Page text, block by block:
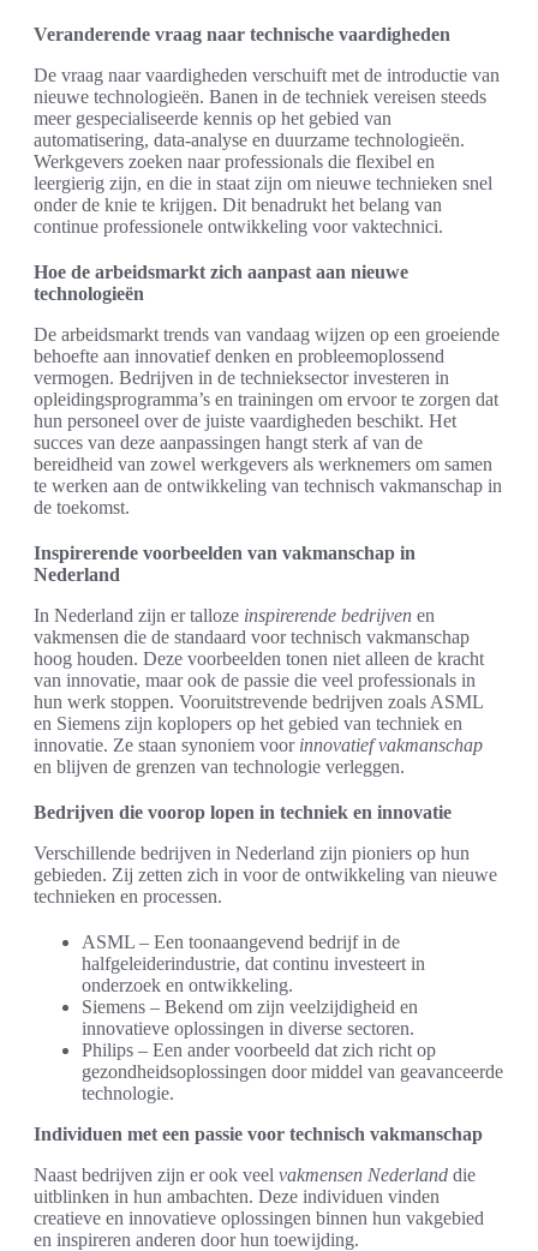
Veranderende vraag naar technische vaardigheden
De vraag naar vaardigheden verschuift met de introductie van
nieuwe technologieën. Banen in de techniek vereisen steeds
meer gespecialiseerde kennis op het gebied van
automatisering, data-analyse en duurzame technologieën.
Werkgevers zoeken naar professionals die flexibel en
leergierig zijn, en die in staat zijn om nieuwe technieken snel
onder de knie te krijgen. Dit benadrukt het belang van
continue professionele ontwikkeling voor vaktechnici.
Hoe de arbeidsmarkt zich aanpast aan nieuwe
technologieën
De arbeidsmarkt trends van vandaag wijzen op een groeiende
behoefte aan innovatief denken en probleemoplossend
vermogen. Bedrijven in de technieksector investeren in
opleidingsprogramma’s en trainingen om ervoor te zorgen dat
hun personeel over de juiste vaardigheden beschikt. Het
succes van deze aanpassingen hangt sterk af van de
bereidheid van zowel werkgevers als werknemers om samen
te werken aan de ontwikkeling van technisch vakmanschap in
de toekomst.
Inspirerende voorbeelden van vakmanschap in
Nederland
In Nederland zijn er talloze inspirerende bedrijven en
vakmensen die de standaard voor technisch vakmanschap
hoog houden. Deze voorbeelden tonen niet alleen de kracht
van innovatie, maar ook de passie die veel professionals in
hun werk stoppen. Vooruitstrevende bedrijven zoals ASML
en Siemens zijn koplopers op het gebied van techniek en
innovatie. Ze staan synoniem voor innovatief vakmanschap
en blijven de grenzen van technologie verleggen.
Bedrijven die voorop lopen in techniek en innovatie
Verschillende bedrijven in Nederland zijn pioniers op hun
gebieden. Zij zetten zich in voor de ontwikkeling van nieuwe
technieken en processen.
ASML – Een toonaangevend bedrijf in de
halfgeleiderindustrie, dat continu investeert in
onderzoek en ontwikkeling.
Siemens – Bekend om zijn veelzijdigheid en
innovatieve oplossingen in diverse sectoren.
Philips – Een ander voorbeeld dat zich richt op
gezondheidsoplossingen door middel van geavanceerde
technologie.
Individuen met een passie voor technisch vakmanschap
Naast bedrijven zijn er ook veel vakmensen Nederland die
uitblinken in hun ambachten. Deze individuen vinden
creatieve en innovatieve oplossingen binnen hun vakgebied
en inspireren anderen door hun toewijding.